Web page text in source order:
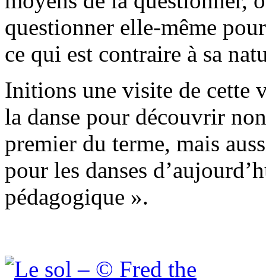
questionner elle-même
ce qui est contraire à sa
Initions une visite de cette
la danse pour découvrir
premier du terme, mais
pour les danses
pédagogique ».